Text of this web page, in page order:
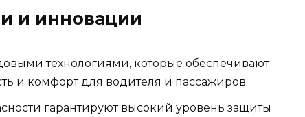
и инновации
технологиями, которые обеспечивают
и комфорт для водителя и пассажиров.
гарантируют высокий уровень защиты